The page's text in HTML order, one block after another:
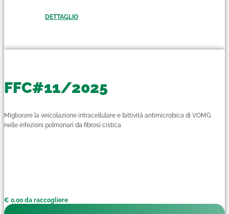
DETTAGLIO
FFC#11/2025
Migliorare la veicolazione intracellulare e l’attività antimicrobica di VOMG
nelle infezioni polmonari da fibrosi cistica
€ 0,00 da raccogliere